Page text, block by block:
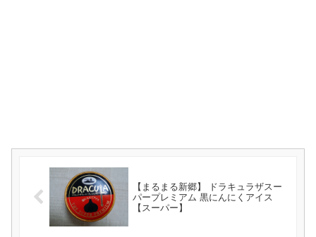
【まるまる新郷】 ドラキュラザスー
パープレミアム 黒にんにくアイス
【スーパー】